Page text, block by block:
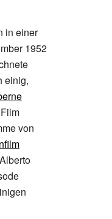
in einer
1952
einig,
von